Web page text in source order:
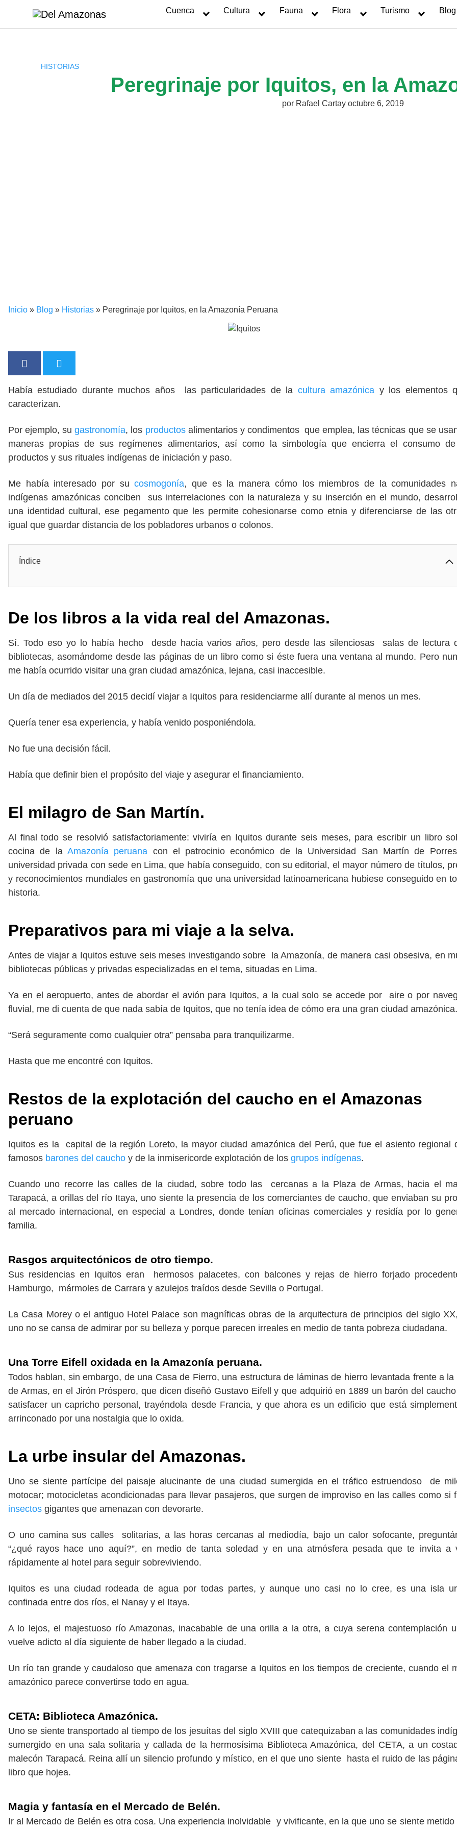
contenido
Cuenca Cultura Fauna Flora Turismo Blog
HISTORIAS
Peregrinaje por Iquitos, en la
por Rafael Cartay octubre 6, 2019
Inicio » Blog » Historias » Peregrinaje por Iquitos, en la Amazonía Peruana
Había estudiado durante muchos años las particularidades de la cultura amazónica y los elementos
caracterizan.
Por ejemplo, sugastronomía, los productos alimentarios y condimentos que emplea, las técnicas que se
maneras propias de sus regímenes alimentarios, así como la simbología que encierra el consumo
productos y sus rituales indígenas de iniciación y paso.
Me había interesado por sucosmogonía, que es la manera cómo los miembros de la comunidades
indígenas amazónicas conciben sus interrelaciones con la naturaleza y su inserción en el mundo,
una identidad cultural, ese pegamento que les permite cohesionarse como etnia y diferenciarse de las
igual que guardar distancia de los pobladores urbanos o colonos.
Índice
De los libros a la vida real del Amazonas.
Sí. Todo eso yo lo había hecho desde hacía varios años, pero desde las silenciosas salas de lectura
bibliotecas, asomándome desde las páginas de un libro como si éste fuera una ventana al mundo. Pero
me había ocurrido visitar una gran ciudad amazónica, lejana, casi inaccesible.
Un día de mediados del 2015 decidí viajar a Iquitos para residenciarme allí durante al menos un mes.
Quería tener esa experiencia, y había venido posponiéndola.
No fue una decisión fácil.
Había que definir bien el propósito del viaje y asegurar el financiamiento.
El milagro de San Martín.
Al final todo se resolvió satisfactoriamente: viviría en Iquitos durante seis meses, para escribir un libro
cocina de la Amazonía peruana con el patrocinio económico de la Universidad San Martín de
universidad privada con sede en Lima, que había conseguido, con su editorial, el mayor número de títulos,
y reconocimientos mundiales en gastronomía que una universidad latinoamericana hubiese conseguido en
historia.
Preparativos para mi viaje a la selva.
Antes de viajar a Iquitos estuve seis meses investigando sobre la Amazonía, de manera casi obsesiva, en
bibliotecas públicas y privadas especializadas en el tema, situadas en Lima.
Ya en el aeropuerto, antes de abordar el avión para Iquitos, a la cual solo se accede por aire o por
fluvial, me di cuenta de que nada sabía de Iquitos, que no tenía idea de cómo era una gran ciudad amazónica.
“Será seguramente como cualquier otra” pensaba para tranquilizarme.
Hasta que me encontré con Iquitos.
Restos de la explotación del caucho en el Amazonas
peruano
Iquitos es la capital de la región Loreto, la mayor ciudad amazónica del Perú, que fue el asiento regional
famosos barones del caucho y de la inmisericorde explotación de los grupos indígenas.
Cuando uno recorre las calles de la ciudad, sobre todo las cercanas a la Plaza de Armas, hacia el
Tarapacá, a orillas del río Itaya, uno siente la presencia de los comerciantes de caucho, que enviaban su
al mercado internacional, en especial a Londres, donde tenían oficinas comerciales y residía por lo
familia.
Rasgos arquitectónicos de otro tiempo.
Sus residencias en Iquitos eran hermosos palacetes, con balcones y rejas de hierro forjado
Hamburgo, mármoles de Carrara y azulejos traídos desde Sevilla o Portugal.
La Casa Morey o el antiguo Hotel Palace son magníficas obras de la arquitectura de principios del siglo
uno no se cansa de admirar por su belleza y porque parecen irreales en medio de tanta pobreza ciudadana.
Una Torre Eifell oxidada en la Amazonía peruana.
Todos hablan, sin embargo, de una Casa de Fierro, una estructura de láminas de hierro levantada frente a la
de Armas, en el Jirón Próspero, que dicen diseñó Gustavo Eifell y que adquirió en 1889 un barón del
satisfacer un capricho personal, trayéndola desde Francia, y que ahora es un edificio que está
arrinconado por una nostalgia que lo oxida.
La urbe insular del Amazonas.
Uno se siente partícipe del paisaje alucinante de una ciudad sumergida en el tráfico estruendoso de
motocar; motocicletas acondicionadas para llevar pasajeros, que surgen de improviso en las calles como si
insectos gigantes que amenazan con devorarte.
O uno camina sus calles solitarias, a las horas cercanas al mediodía, bajo un calor sofocante,
“¿qué rayos hace uno aquí?”, en medio de tanta soledad y en una atmósfera pesada que te invita a
rápidamente al hotel para seguir sobreviviendo.
Iquitos es una ciudad rodeada de agua por todas partes, y aunque uno casi no lo cree, es una isla
confinada entre dos ríos, el Nanay y el Itaya.
A lo lejos, el majestuoso río Amazonas, inacabable de una orilla a la otra, a cuya serena contemplación
vuelve adicto al día siguiente de haber llegado a la ciudad.
Un río tan grande y caudaloso que amenaza con tragarse a Iquitos en los tiempos de creciente, cuando el
amazónico parece convertirse todo en agua.
CETA: Biblioteca Amazónica.
Uno se siente transportado al tiempo de los jesuítas del siglo XVIII que catequizaban a las comunidades
sumergido en una sala solitaria y callada de la hermosísima Biblioteca Amazónica, del CETA, a un
malecón Tarapacá. Reina allí un silencio profundo y místico, en el que uno siente hasta el ruido de las
libro que hojea.
Magia y fantasía en el Mercado de Belén.
Ir al Mercado de Belén es otra cosa. Una experiencia inolvidable y vivificante, en la que uno se siente metido